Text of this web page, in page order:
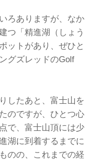
ろありますが、なか
つ「精進湖（しょう
ットがあり、ぜひと
グズレッドのGolf
したあと、富士山を
のですが、ひとつ心
で、富士山頂には少
湖に到着するまでに
のの、これまでの経